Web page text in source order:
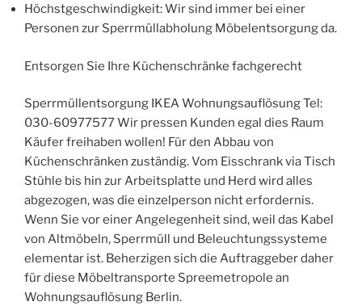
Höchstgeschwindigkeit: Wir sind immer bei einer
Personen zur Sperrmüllabholung Möbelentsorgung da.
Entsorgen Sie Ihre Küchenschränke fachgerecht
Sperrmüllentsorgung IKEA Wohnungsauflösung Tel:
030-60977577 Wir pressen Kunden egal dies Raum
Käufer freihaben wollen! Für den Abbau von
Küchenschränken zuständig. Vom Eisschrank via Tisch
Stühle bis hin zur Arbeitsplatte und Herd wird alles
abgezogen, was die einzelperson nicht erfordernis.
Wenn Sie vor einer Angelegenheit sind, weil das Kabel
von Altmöbeln, Sperrmüll und Beleuchtungssysteme
elementar ist. Beherzigen sich die Auftraggeber daher
für diese Möbeltransporte Spreemetropole an
Wohnungsauflösung Berlin.